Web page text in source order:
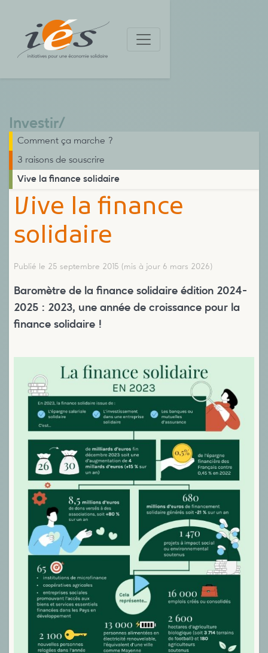
Vive la finance
solidaire
Publié le 25 septembre 2015 (mis à jour 6 mars 2026)
Baromètre de la finance solidaire édition 2024-
2025 : 2023, une année de croissance pour la
finance solidaire !
Investir/
Comment ça marche ?
3 raisons de souscrire
Vive la finance solidaire